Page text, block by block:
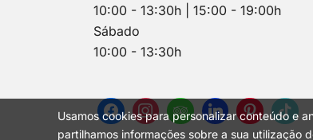
10:00 - 13:30h | 15:00 - 19:00h
Sábado
10:00 - 13:30h
Usamos cookies para personalizar conteúdo e
partilhamos informações sobre a sua utilização